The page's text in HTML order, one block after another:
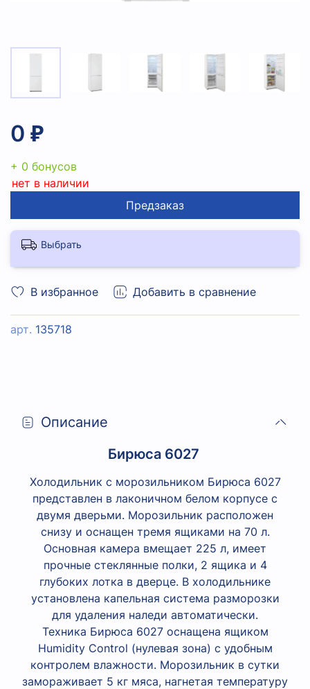
В избранное Добавить в сравнение
арт. 135718
0 ₽
+ 0 бонусов
нет в наличии
Предзаказ
Выбрать
Описание
Бирюса 6027
Холодильник с морозильником Бирюса 6027
представлен в лаконичном белом корпусе с
двумя дверьми. Морозильник расположен
снизу и оснащен тремя ящиками на 70 л.
Основная камера вмещает 225 л, имеет
прочные стеклянные полки, 2 ящика и 4
глубоких лотка в дверце. В холодильнике
установлена капельная система разморозки
для удаления наледи автоматически.
Техника Бирюса 6027 оснащена ящиком
Humidity Control (нулевая зона) с удобным
контролем влажности. Морозильник в сутки
замораживает 5 кг мяса, нагнетая температуру